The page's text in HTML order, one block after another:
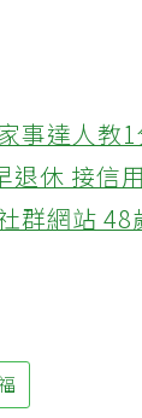
事達人教
休 接信
群網站